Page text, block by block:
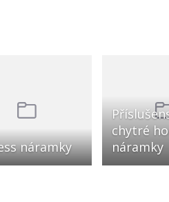
náramky
chytré
náramky